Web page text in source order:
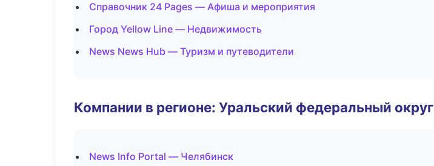
Справочник 24 Pages — Афиша и мероприятия
Город Yellow Line — Недвижимость
News News Hub — Туризм и путеводители
Компании в регионе: Уральский федеральный округ
News Info Portal — Челябинск